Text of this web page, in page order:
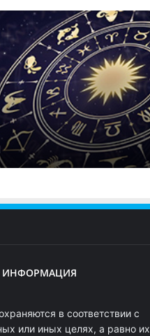
ИНФОРМАЦИЯ
в соответствии с
или иных целях, а равно их